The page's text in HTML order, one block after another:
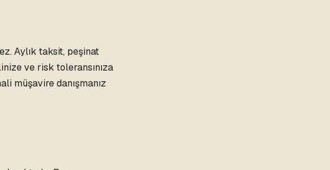
Aylık taksit, peşinat
ve risk toleransınıza
müşavire danışmanız